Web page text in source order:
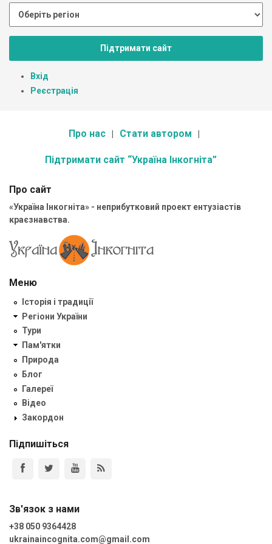
Підтримати сайт
Вхід
Реєстрація
Про нас Стати автором
Підтримати сайт “Україна Інкогніта”
Про сайт
«Україна Інкогніта» - неприбутковий проект ентузіастів
краєзнавства.
Меню
Історія і традиції
Регіони України
Тури
Пам'ятки
Природа
Блог
Галереї
Відео
Закордон
Підпишіться
Зв'язок з нами
+38 050 9364428
ukrainaincognita.com@gmail.com